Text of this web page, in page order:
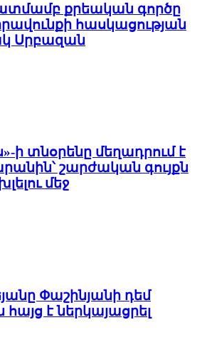
քրեական գործը
հասկացության
Սրբազան
ի տնօրենը մեղադրում է
շարժական գույքն
մեջ
Փաշինյանի դեմ
է ներկայացրել